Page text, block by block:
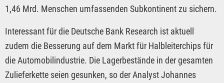
1,46 Mrd. Menschen umfassenden Subkontinent zu sichern.
Interessant für die Deutsche Bank Research ist aktuell
zudem die Besserung auf dem Markt für Halbleiterchips für
die Automobilindustrie. Die Lagerbestände in der gesamten
Zulieferkette seien gesunken, so der Analyst Johannes